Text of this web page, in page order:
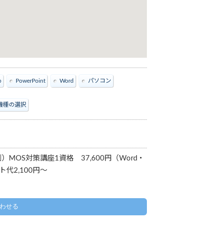
PowerPoint Word パソコン
種の選択
MOS対策講座1資格 37,600円（Word・
代2,100円～
せる